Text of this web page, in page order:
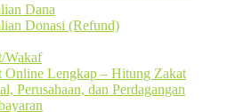
Dana
Donasi (Refund)
Wakaf
Online Lengkap – Hitung Zakat
Perusahaan, dan Perdagangan